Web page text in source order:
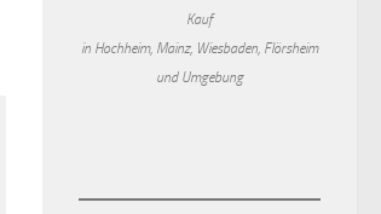
Kauf
in Hochheim, Mainz, Wiesbaden, Flörsheim
und Umgebung